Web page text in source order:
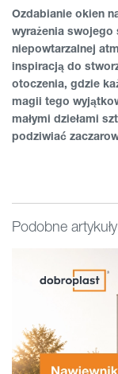
Ozdabianie okien
wyrażenia
niepowtarzalnej
inspiracją do
otoczenia, gdzie
magii tego
małymi dziełami
podziwiać
Podobne artykuły